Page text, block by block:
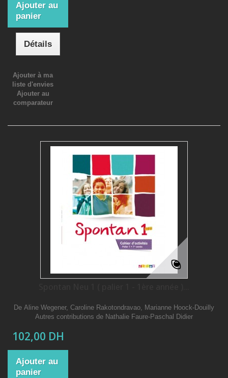
Ajouter au
panier
Détails
Ajouter à ma
liste d'envies
Ajouter au
comparateur
De Aline Wegener, Caroline Rakotondravao, Marianne Hoock-Douilly
Autres contributions de Nathalie Faure-Paschal Didier
102,00 DH
Ajouter au
panier